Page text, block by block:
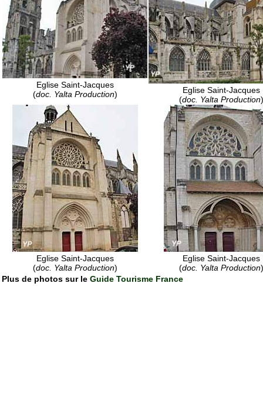
Eglise Saint-Jacques
(doc. Yalta Production)
Eglise Saint-Jacques
(doc. Yalta Production)
Eglise Saint-Jacques
(doc. Yalta Production)
Eglise Saint-Jacques
(doc. Yalta Production)
Plus de photos sur le Guide Tourisme France